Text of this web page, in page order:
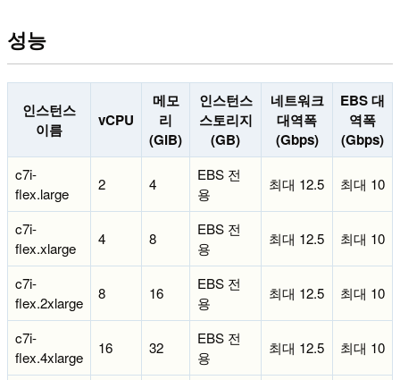
성능
인스턴스
이름
vCPU
메모
리
(GiB)
인스턴스
스토리지
(GB)
네트워크
대역폭
(Gbps)
EBS 대
역폭
(Gbps)
c7i-
flex.large
2 4
EBS 전
용
최대 12.5 최대 10
c7i-
flex.xlarge
4 8
EBS 전
용
최대 12.5 최대 10
c7i-
flex.2xlarge
8 16
EBS 전
용
최대 12.5 최대 10
c7i-
flex.4xlarge
16 32
EBS 전
용
최대 12.5 최대 10